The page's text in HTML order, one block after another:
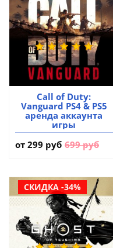
Call of Duty:
Vanguard PS4 & PS5
аренда аккаунта
игры
от 299 руб 699 руб
СКИДКА -34%